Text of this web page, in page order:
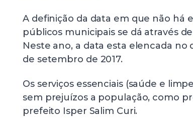
A definição da data em que não há
públicos municipais se dá através
Neste ano, a data esta elencada no
de setembro de 2017.
Os serviços essenciais (saúde e
sem prejuízos a população, como
prefeito Isper Salim Curi.